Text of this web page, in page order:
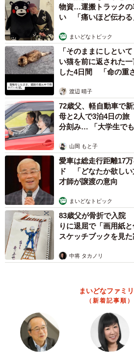
物資…運搬トラックの
い 「痛いほど伝わる
まいどなトピック
「そのままにしとい
い猫を前に返された
した4日間 「命の重
渡辺 晴子
72歳父、軽自動車で
母と2人で3泊4日の
分刻み… 「大学生でも
山岡 もと子
愛車は総走行距離17
ド 「どなたか欲し
才師が譲渡の意向
まいどなトピック
83歳父が骨折で入院
りに退屈で「画用紙
スケッチブックを見
中将 タカノリ
まいどなファミ
（新着記事順）